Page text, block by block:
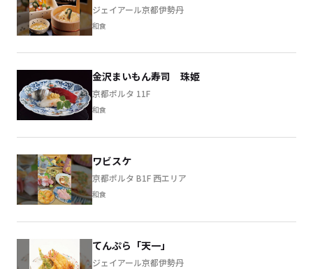
ジェイアール京都伊勢丹
和食
金沢まいもん寿司 珠姫
京都ポルタ 11F
和食
ワビスケ
京都ポルタ B1F 西エリア
和食
てんぷら「天一」
ジェイアール京都伊勢丹